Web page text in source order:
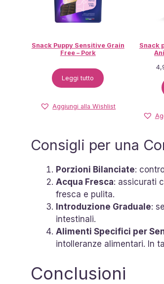
Snack Puppy Sensitive Grain
Free – Pork
Leggi tutto
Aggiungi alla Wishlist
Snack
Consigli per una
Porzioni Bilanciate:
Acqua Fresca: assicurati
fresca e pulita.
Introduzione Graduale:
intestinali.
Alimenti Specifici per
intolleranze alimentari. In
Conclusioni